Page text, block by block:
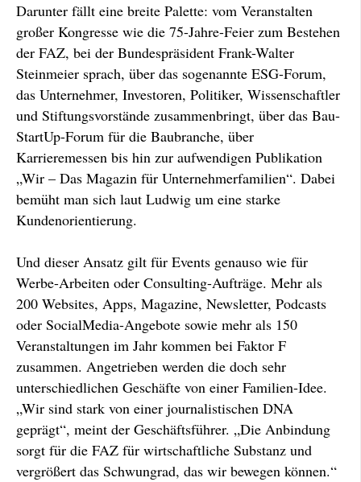
Darunter fällt eine breite Palette: vom Veranstalten
großer Kongresse wie die 75-Jahre-Feier zum Bestehen
der FAZ, bei der Bundespräsident Frank-Walter
Steinmeier sprach, über das sogenannte ESG-Forum,
das Unternehmer, Investoren, Politiker, Wissenschaftler
und Stiftungsvorstände zusammenbringt, über das Bau-
StartUp-Forum für die Baubranche, über
Karrieremessen bis hin zur aufwendigen Publikation
„Wir – Das Magazin für Unternehmerfamilien“. Dabei
bemüht man sich laut Ludwig um eine starke
Kundenorientierung.
Und dieser Ansatz gilt für Events genauso wie für
Werbe-Arbeiten oder Consulting-Aufträge. Mehr als
200 Websites, Apps, Magazine, Newsletter, Podcasts
oder SocialMedia-Angebote sowie mehr als 150
Veranstaltungen im Jahr kommen bei Faktor F
zusammen. Angetrieben werden die doch sehr
unterschiedlichen Geschäfte von einer Familien-Idee.
„Wir sind stark von einer journalistischen DNA
geprägt“, meint der Geschäftsführer. „Die Anbindung
sorgt für die FAZ für wirtschaftliche Substanz und
vergrößert das Schwungrad, das wir bewegen können.“